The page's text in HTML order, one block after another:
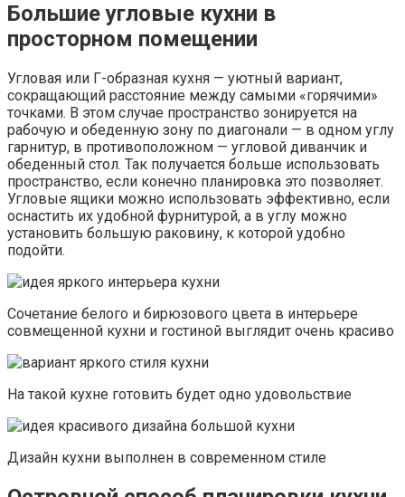
Большие угловые кухни в
просторном помещении
Угловая или Г-образная кухня — уютный вариант,
сокращающий расстояние между самыми «горячими»
точками. В этом случае пространство зонируется на
рабочую и обеденную зону по диагонали — в одном углу
гарнитур, в противоположном — угловой диванчик и
обеденный стол. Так получается больше использовать
пространство, если конечно планировка это позволяет.
Угловые ящики можно использовать эффективно, если
оснастить их удобной фурнитурой, а в углу можно
установить большую раковину, к которой удобно
подойти.
Сочетание белого и бирюзового цвета в интерьере
совмещенной кухни и гостиной выглядит очень красиво
На такой кухне готовить будет одно удовольствие
Дизайн кухни выполнен в современном стиле